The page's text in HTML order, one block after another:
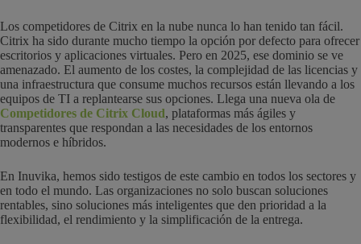
Los competidores de Citrix en la nube nunca lo han tenido tan fácil.
Citrix ha sido durante mucho tiempo la opción por defecto para ofrecer
escritorios y aplicaciones virtuales. Pero en 2025, ese dominio se ve
amenazado. El aumento de los costes, la complejidad de las licencias y
una infraestructura que consume muchos recursos están llevando a los
equipos de TI a replantearse sus opciones. Llega una nueva ola de
Competidores de Citrix Cloud, plataformas más ágiles y
transparentes que respondan a las necesidades de los entornos
modernos e híbridos.
En Inuvika, hemos sido testigos de este cambio en todos los sectores y
en todo el mundo. Las organizaciones no solo buscan soluciones
rentables, sino soluciones más inteligentes que den prioridad a la
flexibilidad, el rendimiento y la simplificación de la entrega.